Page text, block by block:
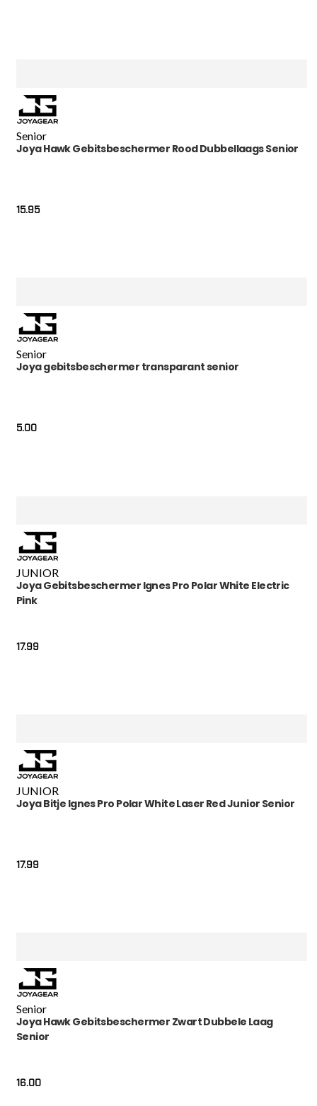
Senior
Joya Hawk Gebitsbeschermer Rood Dubbellaags Senior
15.95
Senior
Joya gebitsbeschermer transparant senior
5.00
JUNIOR
Joya Gebitsbeschermer Ignes Pro Polar White Electric
Pink
17.99
JUNIOR
Joya Bitje Ignes Pro Polar White Laser Red Junior Senior
17.99
Senior
Joya Hawk Gebitsbeschermer Zwart Dubbele Laag
Senior
16.00